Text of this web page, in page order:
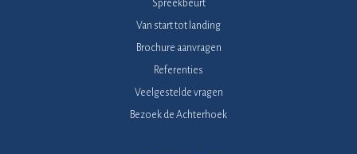
Spreekbeurt
Van start tot landing
Brochure aanvragen
Referenties
Veelgestelde vragen
Bezoek de Achterhoek